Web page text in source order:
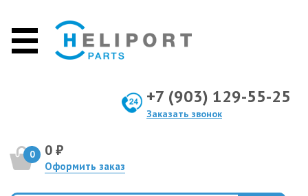
+7 (903) 129-55-25
Заказать звонок
0 0 ₽
Оформить заказ